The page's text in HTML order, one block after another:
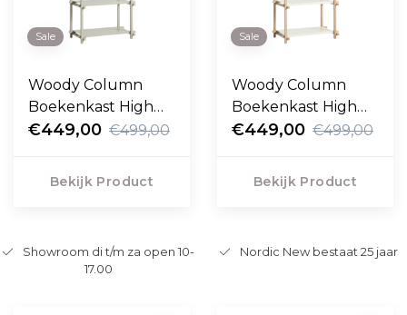
Sale
Woody Column
Boekenkast High
smokey grijs
€449,00 €499,00
Bekijk Product
Sale
Woody Column
Boekenkast High
gezeept eiken,
€449,00 €499,00
Bekijk Product
Showroom di t/m za open 10-
17.00
Nordic New bestaat 25 jaar